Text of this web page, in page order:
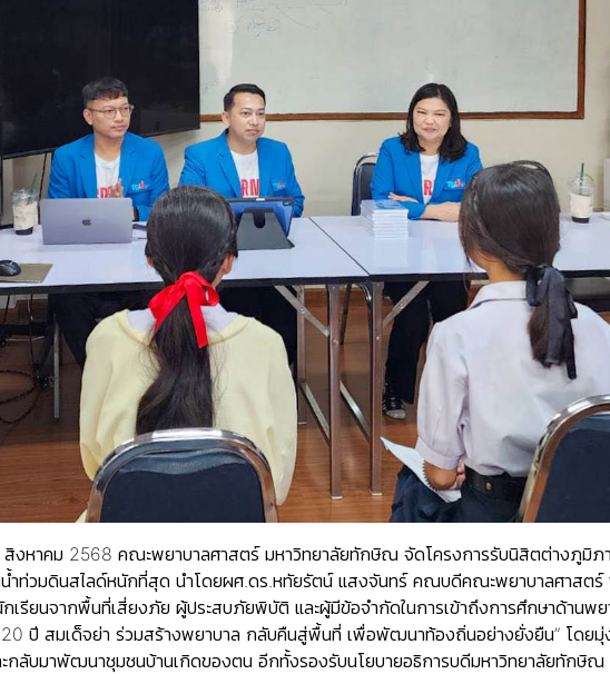
สิงหาคม 2568 คณะพยาบาลศาสตร์ มหาวิทยาลัยทักษิณ จัดโครงการรับนิสิตต่างภูมิภา
ำท่วมดินสไลด์หนักที่สุด นำโดยผศ.ดร.หทัยรัตน์ แสงจันทร์ คณบดีคณะพยาบาลศาสตร์
เรียนจากพื้นที่เสี่ยงภัย ผู้ประสบภัยพิบัติ และผู้มีข้อจำกัดในการเข้าถึงการศึกษาด้านพ
ปี สมเด็จย่า ร่วมสร้างพยาบาล กลับคืนสู่พื้นที่ เพื่อพัฒนาท้องถิ่นอย่างยั่งยืน” โดยมุ่ง
กลับมาพัฒนาชุมชนบ้านเกิดของตน อีกทั้งรองรับนโยบายอธิการบดีมหาวิทยาลัยทักษิณ